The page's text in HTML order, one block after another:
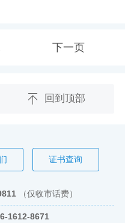
下一页
回到顶部
证书查询
（仅收市话费）
1612-8671